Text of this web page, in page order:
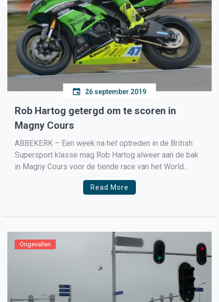
26 september 2019
Rob Hartog getergd om te scoren in
Magny Cours
ABBEKERK – Een week na het optreden in de British
Supersport klasse mag Rob Hartog alweer aan de bak
in Magny Cours voor de tiende race van het World
Supersport seizoen.
Read More
Ongevallen